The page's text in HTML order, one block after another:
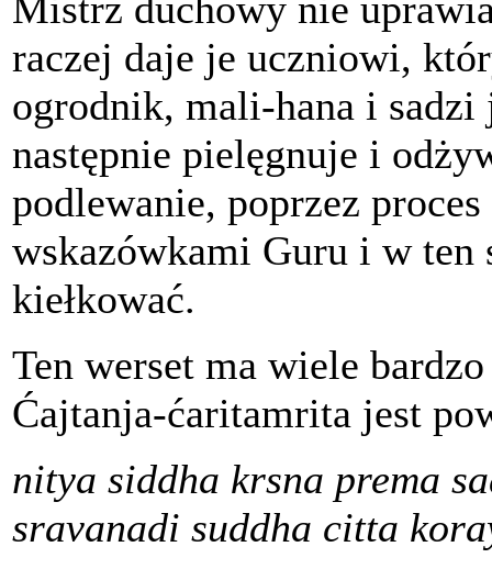
Mistrz duchowy nie
raczej daje je uczniowi,
ogrodnik, mali-hana i sadzi
następnie pielęgnuje i
podlewanie, poprzez
wskazówkami Guru i w ten
kiełkować.
Ten werset ma wiele
Ćajtanja-ćaritamrita jest
nitya siddha krsna prema
sravanadi suddha citta